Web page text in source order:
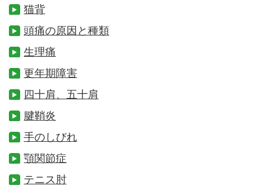
猫背
頭痛の原因と種類
生理痛
更年期障害
四十肩、五十肩
腱鞘炎
手のしびれ
顎関節症
テニス肘